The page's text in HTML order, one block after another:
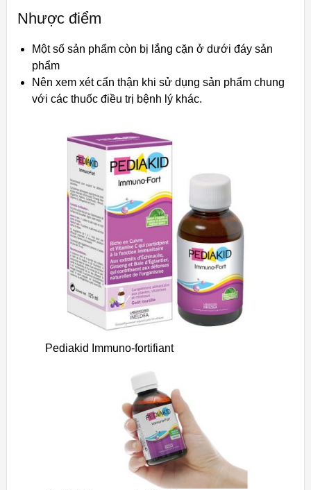
Nhược điểm
Một số sản phẩm còn bị lắng cặn ở dưới đáy sản
phẩm
Nên xem xét cẩn thận khi sử dụng sản phẩm chung
với các thuốc điều trị bệnh lý khác.
Pediakid Immuno-fortifiant